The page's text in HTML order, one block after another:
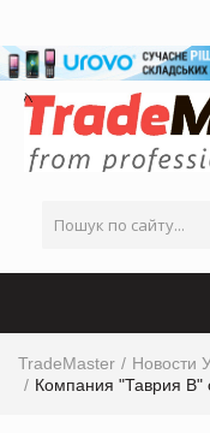
TradeMaster
Новости
Компания "Таврия В"